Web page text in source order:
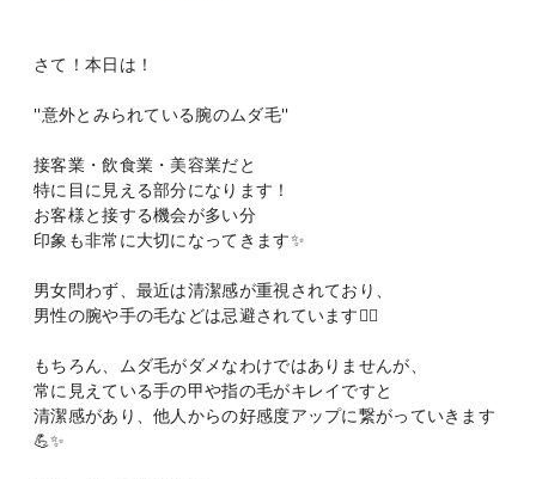
さて！本日は！
''意外とみられている腕のムダ毛''
接客業・飲食業・美容業だと
特に目に見える部分になります！
お客様と接する機会が多い分
印象も非常に大切になってきます✨
男女問わず、最近は清潔感が重視されており、
男性の腕や手の毛などは忌避されています🙂‍↕️
もちろん、ムダ毛がダメなわけではありませんが、
常に見えている手の甲や指の毛がキレイですと
清潔感があり、他人からの好感度アップに繋がっていきます
💪✨